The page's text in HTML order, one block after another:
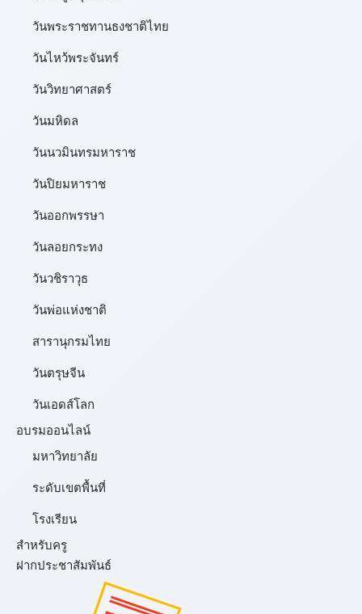
วันพระราชทานธงชาติไทย
วันไหว้พระจันทร์​
วันวิทยาศาสตร์
วันมหิดล
วันนวมินทรมหาราช
วันปิยมหาราช
วันออกพรรษา
วันลอยกระทง
วันวชิราวุธ
วันพ่อแห่งชาติ
สารานุกรมไทย
วันตรุษจีน
วันเอดส์โลก
อบรมออนไลน์
มหาวิทยาลัย
ระดับเขตพื้นที่
โรงเรียน
สำหรับครู
ฝากประชาสัมพันธ์